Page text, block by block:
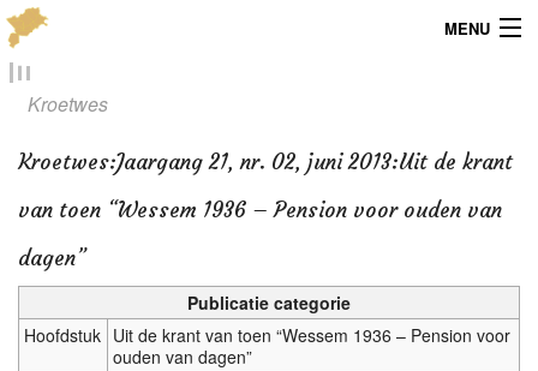
MENU
Menu
Locaties
Kroetwes
Kroetwes:Jaargang 21, nr. 02, juni 2013:Uit de krant
van toen “Wessem 1936 – Pension voor ouden van
dagen”
Publicatie categorie
Hoofdstuk Uit de krant van toen “Wessem 1936 – Pension voor
ouden van dagen”